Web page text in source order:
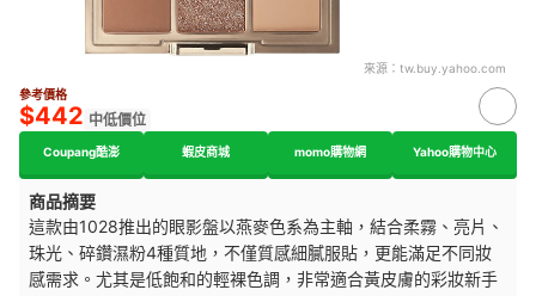
來源： tw.buy.yahoo.com
參考價格
$442 中低價位
Coupang酷澎 蝦皮商城 momo購物網 Yahoo購物中心
商品摘要
這款由1028推出的眼影盤以燕麥色系為主軸，結合柔霧、亮片、
珠光、碎鑽濕粉4種質地，不僅質感細膩服貼，更能滿足不同妝
感需求。尤其是低飽和的輕裸色調，非常適合黃皮膚的彩妝新手